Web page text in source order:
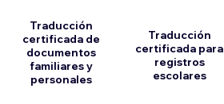
Traducción
certificada de
documentos
familiares y
personales
Traducción
certificada para
registros
escolares